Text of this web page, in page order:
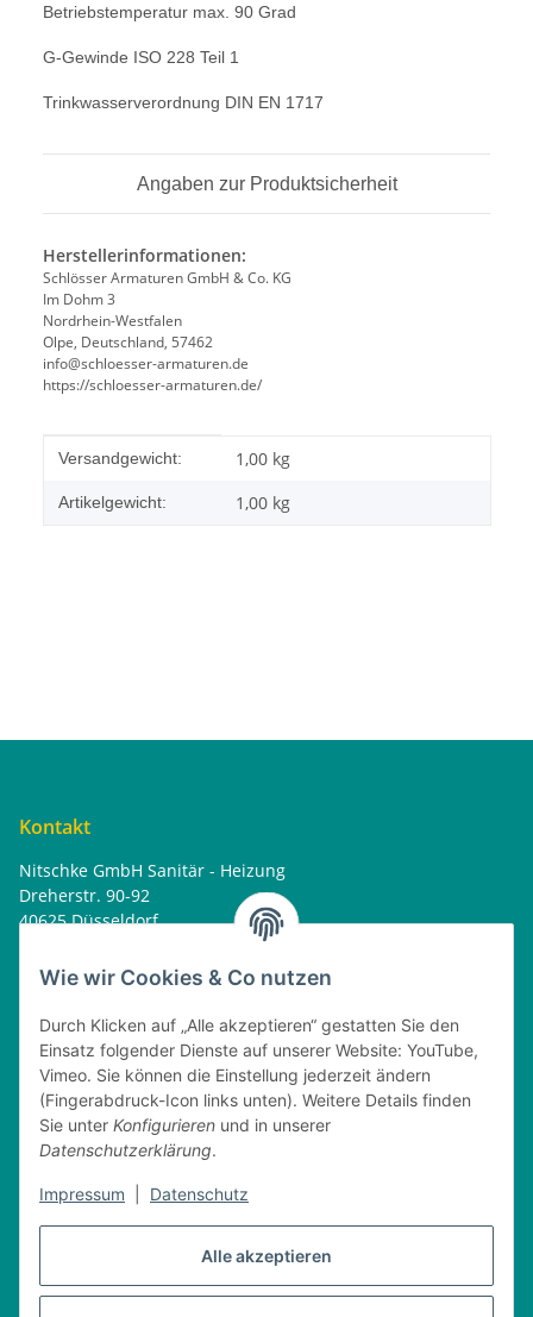
Alle akzeptieren
Wie wir Cookies & Co nutzen
Durch Klicken auf „Alle akzeptieren“ gestatten Sie den
Einsatz folgender Dienste auf unserer Website: YouTube,
Vimeo. Sie können die Einstellung jederzeit ändern
(Fingerabdruck-Icon links unten). Weitere Details finden
Sie unter Konfigurieren und in unserer
Datenschutzerklärung.
Impressum Datenschutz
Betriebstemperatur max. 90 Grad
G-Gewinde ISO 228 Teil 1
Trinkwasserverordnung DIN EN 1717
Angaben zur Produktsicherheit
Herstellerinformationen:
Schlösser Armaturen GmbH & Co. KG
Im Dohm 3
Nordrhein-Westfalen
Olpe, Deutschland, 57462
info@schloesser-armaturen.de
https://schloesser-armaturen.de/
Produkteigenschaft
Wert
Versandgewicht: 1,00 kg
Artikelgewicht: 1,00 kg
Kontakt
Nitschke GmbH Sanitär - Heizung
Dreherstr. 90-92
40625 Düsseldorf
home@nitschkegmbh.de
Rechtliches
Öffnungszeiten
08:00 - 17:30 Uhr
Dienstag
08:00 - 16:30 Uhr
Mittwoch
08:00 - 17:30 Uhr
08:00 - 16:30 Uhr